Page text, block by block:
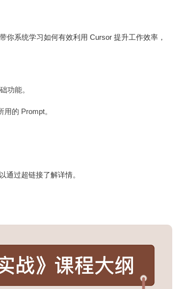
你系统学习如何有效利用 Cursor 提升工作效率，
功能。
的 Prompt。
通过超链接了解详情。